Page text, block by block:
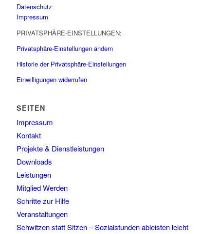
Datenschutz
Impressum
PRIVATSPHÄRE-EINSTELLUNGEN:
Privatsphäre-Einstellungen ändern
Historie der Privatsphäre-Einstellungen
Einwilligungen widerrufen
SEITEN
Impressum
Kontakt
Projekte & Dienstleistungen
Downloads
Leistungen
Mitglied Werden
Schritte zur Hilfe
Veranstaltungen
Schwitzen statt Sitzen – Sozialstunden ableisten leicht